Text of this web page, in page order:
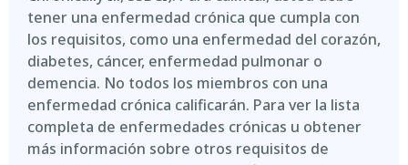
tener una enfermedad crónica que cumpla con
los requisitos, como una enfermedad del corazón,
diabetes, cáncer, enfermedad pulmonar o
demencia. No todos los miembros con una
enfermedad crónica calificarán. Para ver la lista
completa de enfermedades crónicas u obtener
más información sobre otros requisitos de